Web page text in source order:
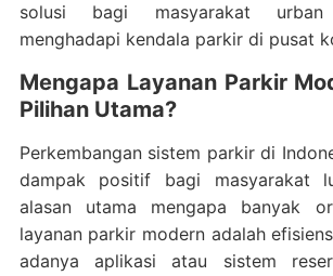
solusi bagi masyarakat
menghadapi kendala parkir di pusat
Mengapa Layanan Parkir
Pilihan Utama?
Perkembangan sistem parkir di
dampak positif bagi masyarakat
alasan utama mengapa banyak
layanan parkir modern adalah
adanya aplikasi atau sistem